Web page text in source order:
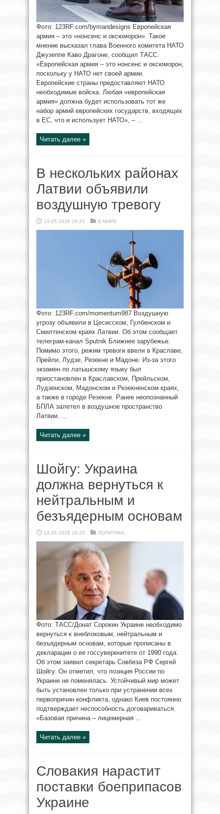
Фото: 123RF.com/bymandesigns Европейская
армия – это «нонсенс и оксюморон». Такое
мнение высказал глава Военного комитета НАТО
Джузеппе Каво Драгоне, сообщил ТАСС.
«Европейская армия – это нонсенс и оксюморон,
поскольку у НАТО нет своей армии.
Европейские страны предоставляют НАТО
необходимые войска. Любая «европейская
армия» должна будет использовать тот же
набор армий европейских государств, входящих
в ЕС, что и использует НАТО», – ...
Читать далее »
В нескольких районах
Латвии объявили
воздушную тревогу
19.05.2026 19:25 В МИРЕ
Фото: 123RF.com/momentum987 Воздушную
угрозу объявили в Цесисском, Гулбенском и
Смилтенском краях Латвии. Об этом сообщает
телеграм-канал Sputnik Ближнее зарубежье.
Помимо этого, режим тревоги ввели в Краславе,
Прейли, Лудзе, Резекне и Мадоне. Из-за этого
экзамен по латышскому языку был
приостановлен в Краславском, Прейльском,
Лудзенском, Мадонском и Резекненском краях,
а также в городе Резекне. Ранее неопознанный
БПЛА залетел в воздушное пространство
Латвии. ...
Читать далее »
Шойгу: Украина
должна вернуться к
нейтральным и
безъядерным основам
14.05.2026 16:25 ПОЛИТИКА
Фото: ТАСС/Донат Сорокин Украине необходимо
вернуться к внеблоковым, нейтральным и
безъядерным основам, которые прописаны в
декларации о ее госсуверенитете от 1990 года.
Об этом заявил секретарь Совбеза РФ Сергей
Шойгу. Он отметил, что позиция России по
Украине не поменялась. Устойчивый мир может
быть установлен только при устранении всех
первопричин конфликта, однако Киев постоянно
подтверждает неспособность договариваться.
«Базовая причина – лицемерная ...
Читать далее »
Словакия нарастит
поставки боеприпасов
Украине